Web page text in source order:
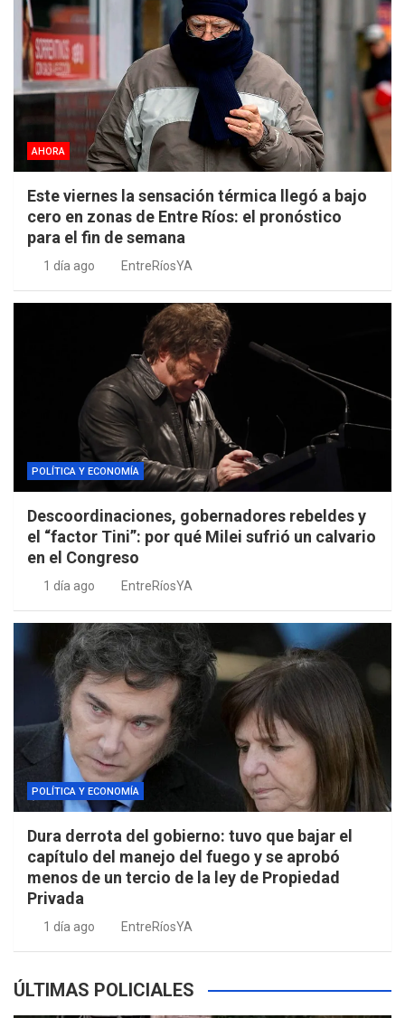
AHORA
Este viernes la sensación térmica llegó a bajo
cero en zonas de Entre Ríos: el pronóstico
para el fin de semana
1 día ago EntreRíosYA
POLÍTICA Y ECONOMÍA
Descoordinaciones, gobernadores rebeldes y
el “factor Tini”: por qué Milei sufrió un calvario
en el Congreso
1 día ago EntreRíosYA
POLÍTICA Y ECONOMÍA
Dura derrota del gobierno: tuvo que bajar el
capítulo del manejo del fuego y se aprobó
menos de un tercio de la ley de Propiedad
Privada
1 día ago EntreRíosYA
ÚLTIMAS POLICIALES